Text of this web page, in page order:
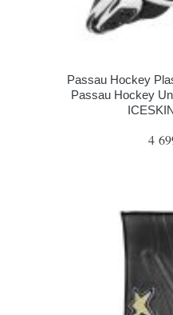
Passau Hockey
Passau Hockey
4